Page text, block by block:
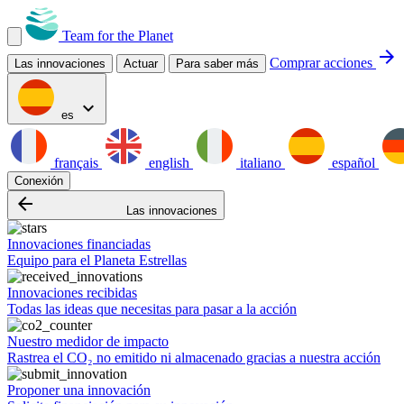
Team for the Planet
Las innovaciones Actuar Para saber más Comprar acciones arrow_forward
es expand_more
français english italiano español
Conexión
arrow_backward Las innovaciones
Innovaciones financiadas
Equipo para el Planeta Estrellas
Innovaciones recibidas
Todas las ideas que necesitas para pasar a la acción
Nuestro medidor de impacto
Rastrea el CO₂ no emitido ni almacenado gracias a nuestra acción
Proponer una innovación